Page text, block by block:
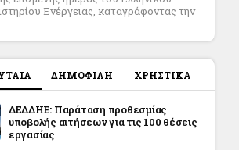
Ενέργειας, καταγράφοντας την
ΔΗΜΟΦΙΛΗ ΧΡΗΣΤΙΚΑ
ΔΕΔΔΗΕ: Παράταση προθεσμίας
υποβολής αιτήσεων για τις 100 θέσεις
εργασίας